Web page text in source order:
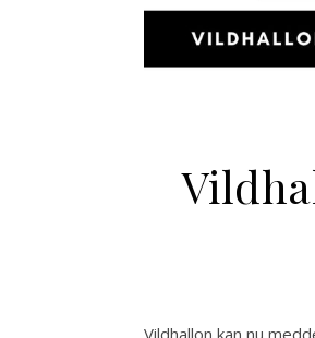
Vildhallon kan nu